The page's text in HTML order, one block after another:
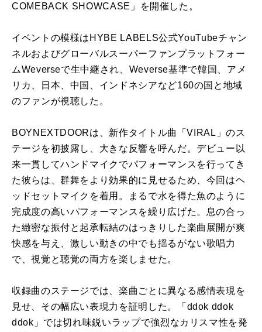
COMEBACK SHOWCASE」を開催した。
イベントの模様はHYBE LABELS公式YouTubeチャン
ネルおよびグローバルスーパーファンプラットフォー
ムWeverseで生中継され、Weverse基準で韓国、アメ
リカ、日本、中国、インドネシアなど160の国と地域
のファンが視聴した。
BOYNEXTDOORは、新作タイトル曲「VIRAL」のス
テージを初披露し、大きな反響を呼んだ。デビュー以
来一貫してハンドマイクでパフォーマンスを行ってき
た彼らは、群舞をより効果的に見せるため、今回はヘ
ッドセットマイクを着用。まるで水を得た魚のように
完成度の高いパフォーマンスを繰り広げた。息の合っ
た緻密な振付と起承転結のはっきりした楽曲展開が爽
快感を与え、激しい動きの中でも揺るがない歌唱力
で、視覚と聴覚の両方を楽しませた。
収録曲のステージでは、楽曲ごとに異なる感情表現を
見せ、その幅広い表現力を証明した。「ddok ddok
ddok」では切れ味鋭いラップで強烈なカリスマ性を発